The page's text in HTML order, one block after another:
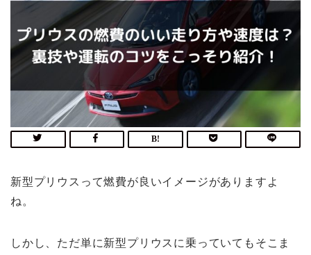
新型プリウスって燃費が良いイメージがありますよ
ね。
しかし、ただ単に新型プリウスに乗っていてもそこま